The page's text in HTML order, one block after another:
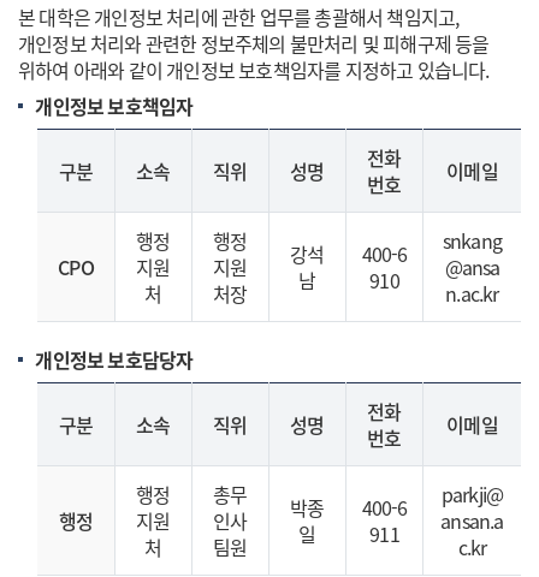
본 대학은 개인정보 처리에 관한 업무를 총괄해서 책임지고,
개인정보 처리와 관련한 정보주체의 불만처리 및 피해구제 등을
위하여 아래와 같이 개인정보 보호책임자를 지정하고 있습니다.
개인정보 보호책임자
구분 소속 직위 성명
전화
번호
이메일
CPO
행정
지원
처
행정
지원
처장
강석
남
400-6
910
snkang
@ansa
n.ac.kr
개인정보 보호담당자
구분 소속 직위 성명
전화
번호
이메일
행정
행정
지원
처
총무
인사
팀원
박종
일
400-6
911
parkji@
ansan.a
c.kr